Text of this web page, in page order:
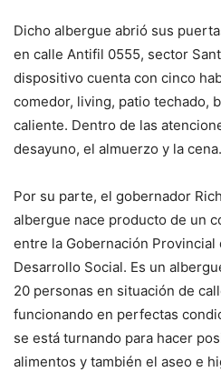
Dicho albergue abrió sus
en calle Antifil 0555, sector
dispositivo cuenta con cinco
comedor, living, patio techado,
caliente. Dentro de las
desayuno, el almuerzo y la cena.
Por su parte, el gobernador
albergue nace producto de un
entre la Gobernación Provincial
Desarrollo Social. Es un
20 personas en situación de
funcionando en perfectas
se está turnando para hacer
alimentos y también el aseo e